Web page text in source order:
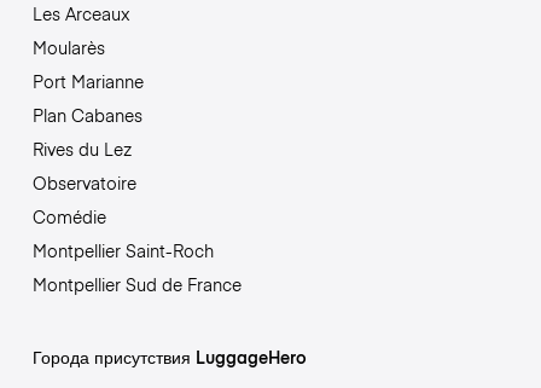
Les Arceaux
Moularès
Port Marianne
Plan Cabanes
Rives du Lez
Observatoire
Comédie
Montpellier Saint-Roch
Montpellier Sud de France
Города присутствия LuggageHero